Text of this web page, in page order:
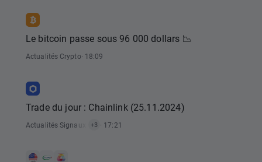
Le bitcoin passe sous 96 000 dollars 📉
Actualités Crypto· 18:09
Trade du jour : Chainlink (25.11.2024)
Actualités Signaux De Trading
+3 · 17:21